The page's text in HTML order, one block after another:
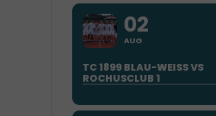
02
AUG
TC 1899 BLAU-WEISS VS
ROCHUSCLUB 1